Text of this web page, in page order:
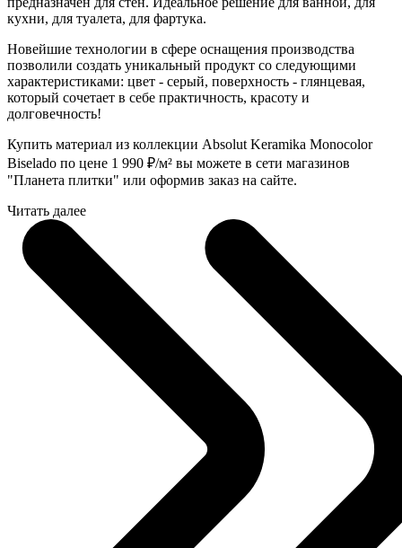
кухни, для туалета, для фартука.
Новейшие технологии в сфере оснащения производства
позволили создать уникальный продукт со следующими
характеристиками: цвет - серый, поверхность - глянцевая,
который сочетает в себе практичность, красоту и
долговечность!
Купить материал из коллекции Absolut Keramika Monocolor
Biselado по цене 1 990 ₽/м² вы можете в сети магазинов
"Планета плитки" или оформив заказ на сайте.
Читать далее